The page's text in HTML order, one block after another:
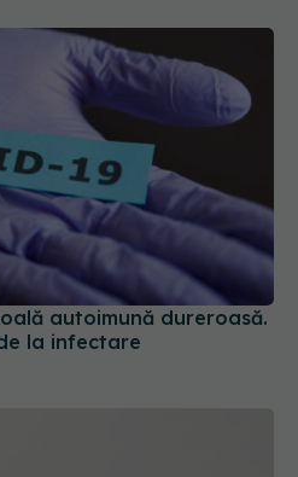
autoimună dureroasă.
la infectare